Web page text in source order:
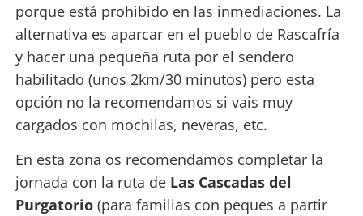
porque está prohibido en las inmediaciones. La
alternativa es aparcar en el pueblo de Rascafría
y hacer una pequeña ruta por el sendero
habilitado (unos 2km/30 minutos) pero esta
opción no la recomendamos si vais muy
cargados con mochilas, neveras, etc.
En esta zona os recomendamos completar la
jornada con la ruta de Las Cascadas del
Purgatorio(para familias con peques a partir